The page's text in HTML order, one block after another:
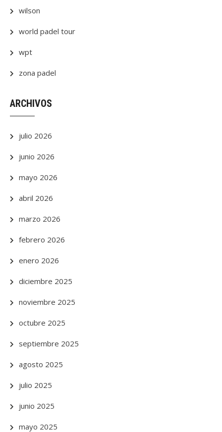
wilson
world padel tour
wpt
zona padel
ARCHIVOS
julio 2026
junio 2026
mayo 2026
abril 2026
marzo 2026
febrero 2026
enero 2026
diciembre 2025
noviembre 2025
octubre 2025
septiembre 2025
agosto 2025
julio 2025
junio 2025
mayo 2025